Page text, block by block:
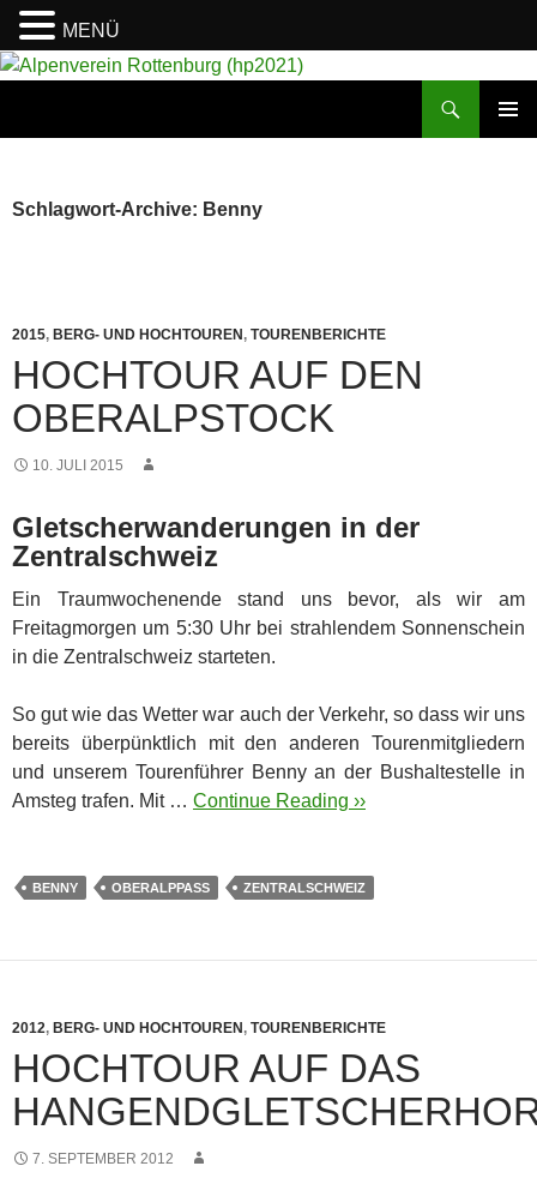
Schlagwort-Archive: Benny
2015, BERG- UND HOCHTOUREN, TOURENBERICHTE
HOCHTOUR AUF DEN
OBERALPSTOCK
10. JULI 2015
Gletscherwanderungen in der
Zentralschweiz
Ein Traumwochenende stand uns bevor, als wir am
Freitagmorgen um 5:30 Uhr bei strahlendem Sonnenschein
in die Zentralschweiz starteten.
So gut wie das Wetter war auch der Verkehr, so dass wir uns
bereits überpünktlich mit den anderen Tourenmitgliedern
und unserem Tourenführer Benny an der Bushaltestelle in
Amsteg trafen. Mit … Continue Reading ››
BENNY OBERALPPASS ZENTRALSCHWEIZ
2012, BERG- UND HOCHTOUREN, TOURENBERICHTE
HOCHTOUR AUF DAS
7. SEPTEMBER 2012
MENÜ